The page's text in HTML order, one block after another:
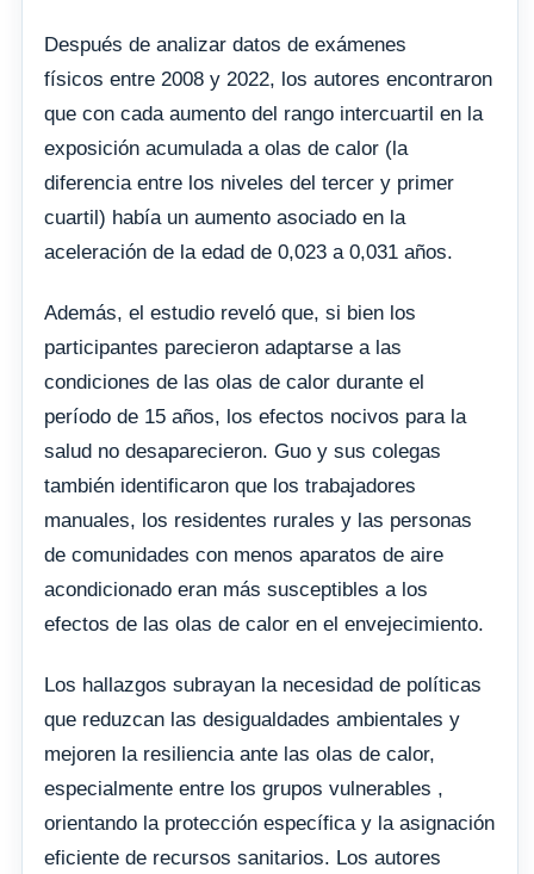
Después de analizar datos de exámenes
físicos entre 2008 y 2022, los autores encontraron
que con cada aumento del rango intercuartil en la
exposición acumulada a olas de calor (la
diferencia entre los niveles del tercer y primer
cuartil) había un aumento asociado en la
aceleración de la edad de 0,023 a 0,031 años.
Además, el estudio reveló que, si bien los
participantes parecieron adaptarse a las
condiciones de las olas de calor durante el
período de 15 años, los efectos nocivos para la
salud no desaparecieron. Guo y sus colegas
también identificaron que los trabajadores
manuales, los residentes rurales y las personas
de comunidades con menos aparatos de aire
acondicionado eran más susceptibles a los
efectos de las olas de calor en el envejecimiento.
Los hallazgos subrayan la necesidad de políticas
que reduzcan las desigualdades ambientales y
mejoren la resiliencia ante las olas de calor,
especialmente entre los grupos vulnerables ,
orientando la protección específica y la asignación
eficiente de recursos sanitarios. Los autores